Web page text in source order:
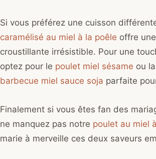
Si vous préférez une cuisson
caramélisé au miel à la poêle offre
croustillante irrésistible. Pour une
optez pour le poulet miel sésame ou la
barbecue miel sauce soja parfaite
Finalement si vous êtes fan des
ne manquez pas notre poulet au miel
marie à merveille ces deux saveurs